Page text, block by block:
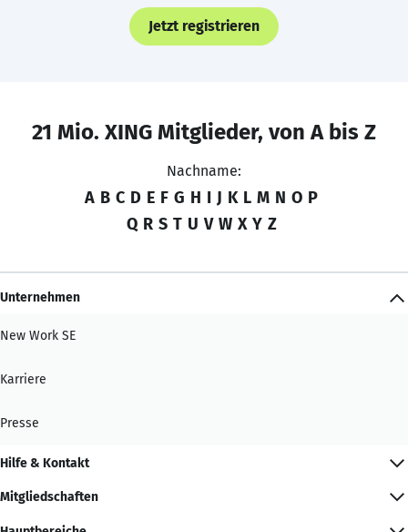
Jetzt registrieren
21 Mio. XING Mitglieder, von A bis Z
Nachname:
A B C D E F G H I J K L M N O P
Q R S T U V W X Y Z
Unternehmen
New Work SE
Karriere
Presse
Hilfe & Kontakt
Mitgliedschaften